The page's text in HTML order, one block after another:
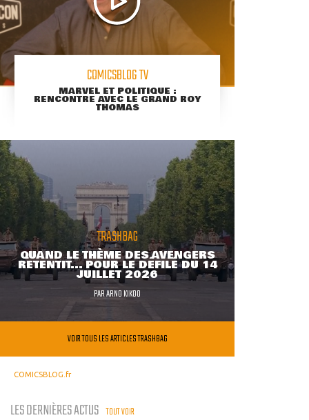
COMICSBLOG TV
MARVEL ET POLITIQUE :
RENCONTRE AVEC LE GRAND ROY
THOMAS
TRASHBAG
QUAND LE THÈME DES AVENGERS
RETENTIT... POUR LE DÉFILÉ DU 14
JUILLET 2026
PARARNO KIKOO
VOIR TOUS LES ARTICLES TRASHBAG
COMICSBLOG.fr
LES DERNIÈRES ACTUS TOUT VOIR